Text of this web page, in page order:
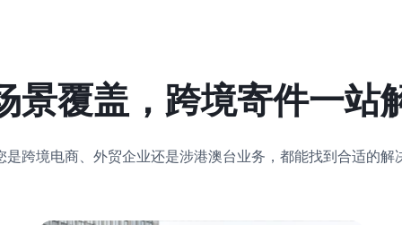
景覆盖，跨境寄件一站
是跨境电商、外贸企业还是涉港澳台业务，都能找到合适的解